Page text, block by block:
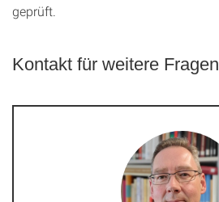
geprüft.
Kontakt für weitere Fragen